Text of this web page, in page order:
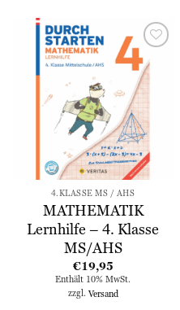
Zur
Wunschliste
hinzufügen
4.KLASSE MS / AHS
MATHEMATIK
Lernhilfe – 4. Klasse
MS/AHS
€19,95
Enthält 10% MwSt.
zzgl. Versand